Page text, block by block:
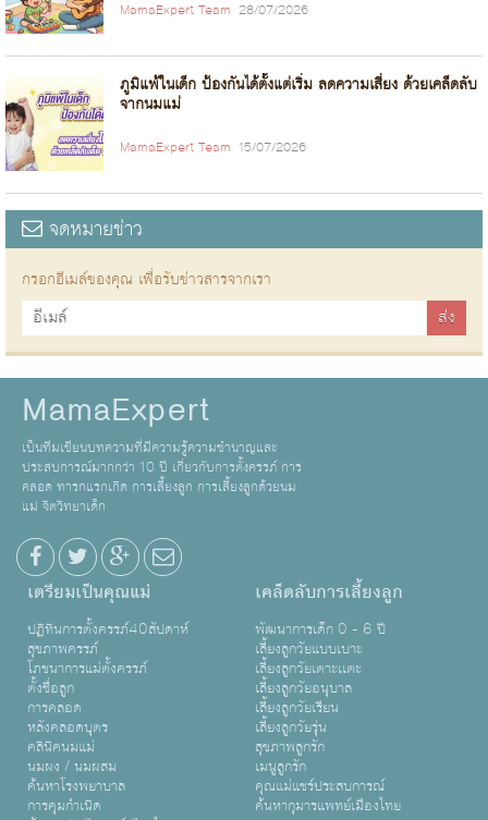
MamaExpert Team 28/07/2026
ภูมิแพ้ในเด็ก ป้องกันได้ตั้งแต่เริ่ม ลดความเสี่ยง ด้วยเคล็ดลับ
จากนมแม่
MamaExpert Team 15/07/2026
จดหมายข่าว
กรอกอีเมล์ของคุณ เพื่อรับข่าวสารจากเรา
MamaExpert
เป็นทีมเขียนบทความที่มีความรู้ความชำนาญและ
ประสบการณ์มากกว่า 10 ปี เกี่ยวกับการตั้งครรภ์ การ
คลอด ทารกแรกเกิด การเลี้ยงลูก การเลี้ยงลูกด้วยนม
แม่ จิตวิทยาเด็ก
เตรียมเป็นคุณแม่
ปฏิทินการตั้งครรภ์40สัปดาห์
สุขภาพครรภ์
โภชนาการแม่ตั้งครรภ์
ตั้งชื่อลูก
การคลอด
หลังคลอดบุตร
คลินิคนมแม่
นมผง / นมผสม
ค้นหาโรงพยาบาล
การคุมกำเนิด
เคล็ดลับการเลี้ยงลูก
พัฒนาการเด็ก 0 - 6 ปี
เลี้ยงลูกวัยแบบเบาะ
เลี้ยงลูกวัยเตาะเเตะ
เลี้ยงลูกวัยอนุบาล
เลี้ยงลูกวัยเรียน
เลี้ยงลูกวัยรุ่น
สุขภาพลูกรัก
เมนูลูกรัก
คุณแม่แชร์ประสบการณ์
ค้นหากุมารแพทย์เมืองไทย